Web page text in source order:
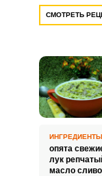
СМОТРЕТЬ
ИНГРЕДИЕНТЫ
опята
лук
масло